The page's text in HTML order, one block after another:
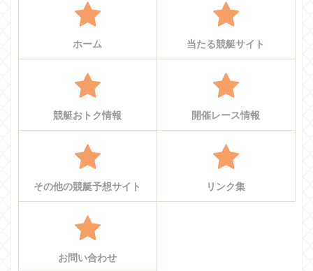
ホーム 当たる競艇サイト
競艇おトク情報 開催レース情報
その他の競艇予想サイト リンク集
お問い合わせ